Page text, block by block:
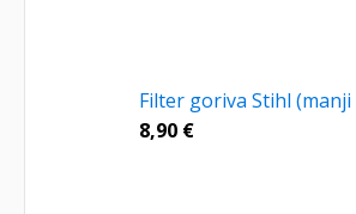
Filter goriva Stihl (manji
8,90 €